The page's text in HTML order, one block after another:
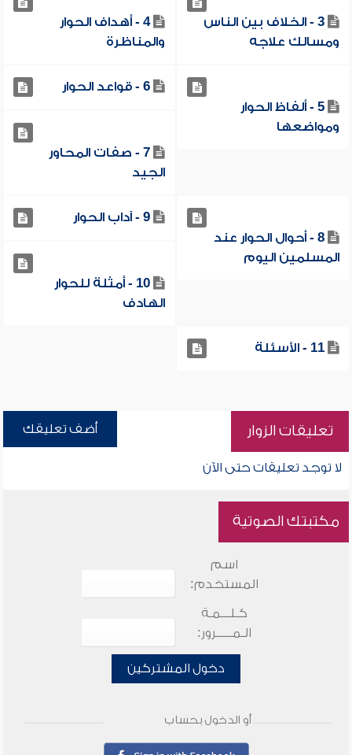
3 - الخلاف بين الناس
ومسالك علاجه
4 - أهداف الحوار
والمناظرة
5 - ألفاظ الحوار
ومواضعها
6 - قواعد الحوار
7 - صفات المحاور
الجيد
8 - أحوال الحوار عند
المسلمين اليوم
9 - آداب الحوار
10 - أمثلة للحوار
الهادف
11 - الأسئلة
تعليقات الزوار أضف تعليقك
لا توجد تعليقات حتى الآن
مكتبتك الصوتية
اسم
المستخدم:
كـلـــمـة
الـمـــــرور:
دخول المشتركين
أو الدخول بحساب